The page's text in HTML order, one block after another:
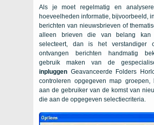
Als je moet regelmatig en
hoeveelheden informatie, bijvoorbeeld,
berichten van nieuwsbrieven of
alleen brieven die van belang
selecteert, dan is het verstandiger
ontvangen berichten handmatig
gebruik maken van de
inpluggen Geavanceerde Folders
controleren opgegeven map groepen,
aan de gebruiker van de komst van
die aan de opgegeven selectiecriteria.